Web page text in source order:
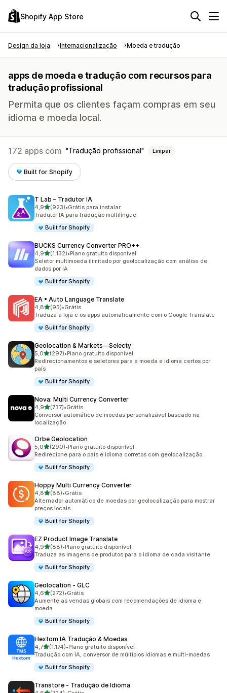
Shopify App Store
Design da loja Internacionalização Moeda e tradução
apps de moeda e tradução com recursos para
tradução profissional
Permita que os clientes façam compras em seu
idioma e moeda local.
172 apps com Tradução profissional Limpar
Built for Shopify
T Lab – Tradutor IA
4,9de 5 estrelas
(923)
923 avaliações ao todo
•Grátis para instalar
Tradutor IA para tradução multilíngue
Built for Shopify
BUCKS Currency Converter PRO++
4,9de 5 estrelas
(1.132)
1132 avaliações ao todo
•Plano gratuito disponível
Seletor multimoeda ilimitado por geolocalização com análise de
dados por IA
Built for Shopify
EA • Auto Language Translate
4,8de 5 estrelas
(95)
95 avaliações ao todo
•Grátis
Traduza a loja e os apps automaticamente com o Google Translate
Built for Shopify
Geolocation & Markets—Selecty
5,0de 5 estrelas
(297)
297 avaliações ao todo
•Plano gratuito disponível
Redirecionamentos e seletores para a moeda e idioma certos por
país
Built for Shopify
Nova: Multi Currency Converter
4,9de 5 estrelas
(737)
737 avaliações ao todo
•Grátis
Conversor automático de moedas personalizável baseado na
localização
Orbe Geolocation
5,0de 5 estrelas
(290)
290 avaliações ao todo
•Plano gratuito disponível
Redirecione para o país e idioma corretos com geolocalização.
Built for Shopify
Hoppy Multi Currency Converter
4,8de 5 estrelas
(88)
88 avaliações ao todo
•Grátis
Alternador automático de moedas por geolocalização para mostrar
preços locais
Built for Shopify
EZ Product Image Translate
4,9de 5 estrelas
(88)
88 avaliações ao todo
•Plano gratuito disponível
Traduza as imagens de produtos para o idioma de cada visitante
Built for Shopify
Geolocation ‑ GLC
4,6de 5 estrelas
(272)
272 avaliações ao todo
•Grátis
Aumente as vendas globais com recomendações de idioma e
moeda
Built for Shopify
Hextom IA Tradução & Moedas
4,7de 5 estrelas
(1.174)
1174 avaliações ao todo
•Plano gratuito disponível
Tradução com IA, conversor de múltiplos idiomas e multi-moedas
Built for Shopify
Transtore ‑ Tradução de Idioma